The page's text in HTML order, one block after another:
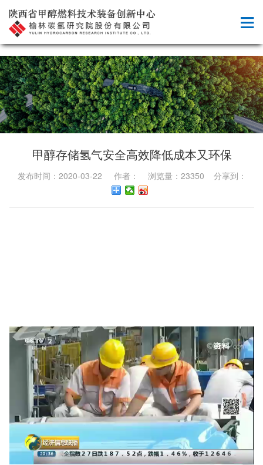
甲醇存储氢气安全高效降低成本又环保
发布时间：2020-03-22 作者： 浏览量：23350 分享到：